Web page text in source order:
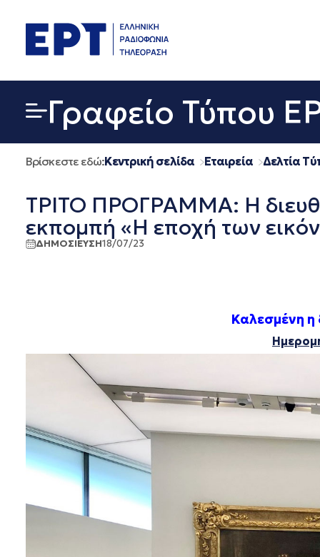
περιεχόμενο
Γραφείο Τύπου
Βρίσκεστε εδώ:Κεντρική σελίδα Εταιρεία Δελτία
ΤΡΙΤΟ ΠΡΟΓΡΑΜΜΑ: Η
εκπομπή «Η εποχή των
ΔΗΜΟΣΙΕΥΣΗ18/07/23
Καλεσμένη η